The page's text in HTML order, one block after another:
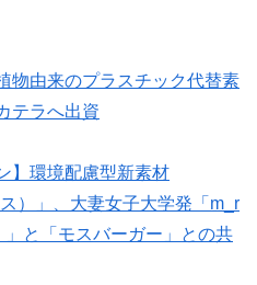
物由来のプラスチック代替素
テラへ出資
】環境配慮型新素材
）」、大妻女子大学発「m_r
と「モスバーガー」との共